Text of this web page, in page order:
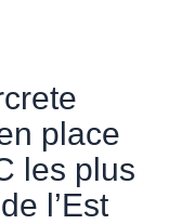
place
les plus
l’Est